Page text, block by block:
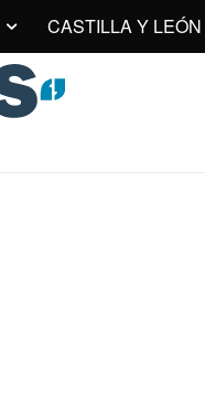
CASTILLA Y LEÓN